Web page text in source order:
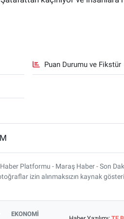
Puan Durumu ve Fikstür
Platformu - Maraş Haber - Son
izin alınmaksızın kaynak
EKONOMİ